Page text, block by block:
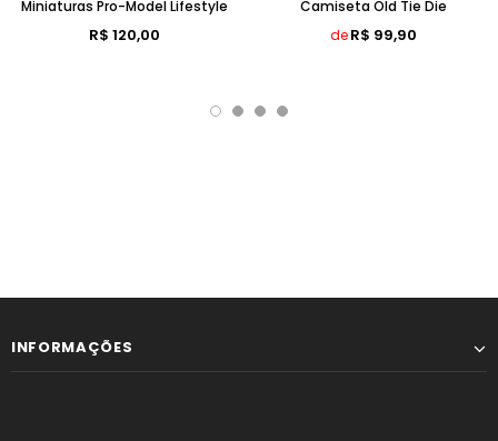
Miniaturas Pro-Model Lifestyle
R$ 120,00
Camiseta Old Tie Die
deR$ 99,90
INFORMAÇÕES